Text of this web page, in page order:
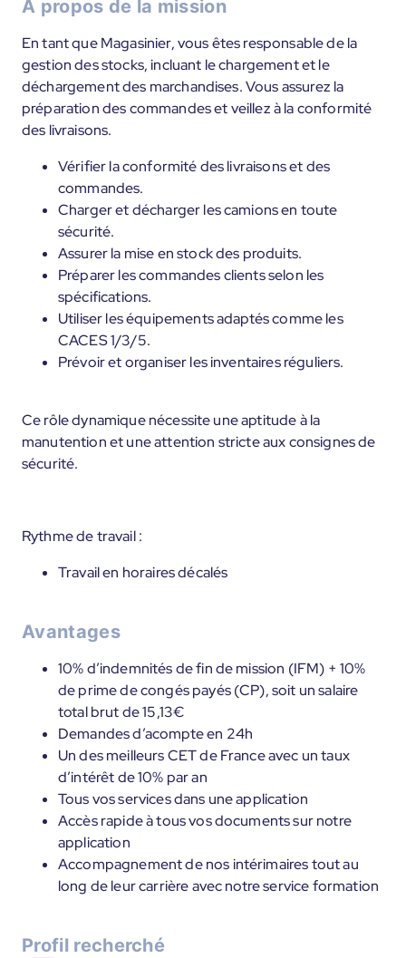
À propos de la mission
En tant que Magasinier, vous êtes responsable de la
gestion des stocks, incluant le chargement et le
déchargement des marchandises. Vous assurez la
préparation des commandes et veillez à la conformité
des livraisons.
Vérifier la conformité des livraisons et des
commandes.
Charger et décharger les camions en toute
sécurité.
Assurer la mise en stock des produits.
Préparer les commandes clients selon les
spécifications.
Utiliser les équipements adaptés comme les
CACES 1/3/5.
Prévoir et organiser les inventaires réguliers.
Ce rôle dynamique nécessite une aptitude à la
manutention et une attention stricte aux consignes de
sécurité.
Rythme de travail :
Travail en horaires décalés
Avantages
10% d’indemnités de fin de mission (IFM) + 10%
de prime de congés payés (CP), soit un salaire
total brut de 15,13€
Demandes d’acompte en 24h
Un des meilleurs CET de France avec un taux
d’intérêt de 10% par an
Tous vos services dans une application
Accès rapide à tous vos documents sur notre
application
Accompagnement de nos intérimaires tout au
long de leur carrière avec notre service formation
Profil recherché